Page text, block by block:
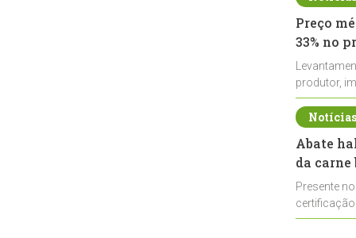
Preço
33% no
produtor,
de leite cru
Abate
da
Presente